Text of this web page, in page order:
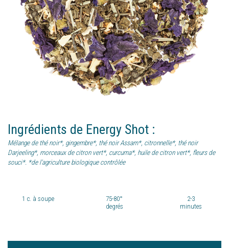
Ingrédients de Energy Shot :
Mélange de thé noir*, gingembre*, thé noir Assam*, citronnelle*, thé noir
Darjeeling*, morceaux de citron vert*, curcuma*, huile de citron vert*, fleurs de
souci*. *de l'agriculture biologique contrôlée
1 c. à soupe
75-80°
degrés
2-3
minutes